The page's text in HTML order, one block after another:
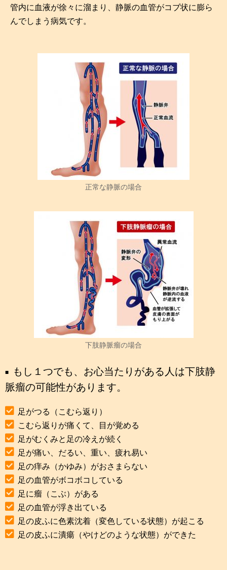
管内に血液が徐々に溜まり、静脈の血管がコブ状に膨ら
んでしまう病気です。
正常な静脈の場合
下肢静脈瘤の場合
もし１つでも、お心当たりがある人は下肢静
脈瘤の可能性があります。
足がつる（こむら返り）
こむら返りが痛くて、目が覚める
足がむくみと足の冷えが続く
足が痛い、だるい、重い、疲れ易い
足の痒み（かゆみ）がおさまらない
足の血管がボコボコしている
足に瘤（こぶ）がある
足の血管が浮き出ている
足の皮ふに色素沈着（変色している状態）が起こる
足の皮ふに潰瘍（やけどのような状態）ができた